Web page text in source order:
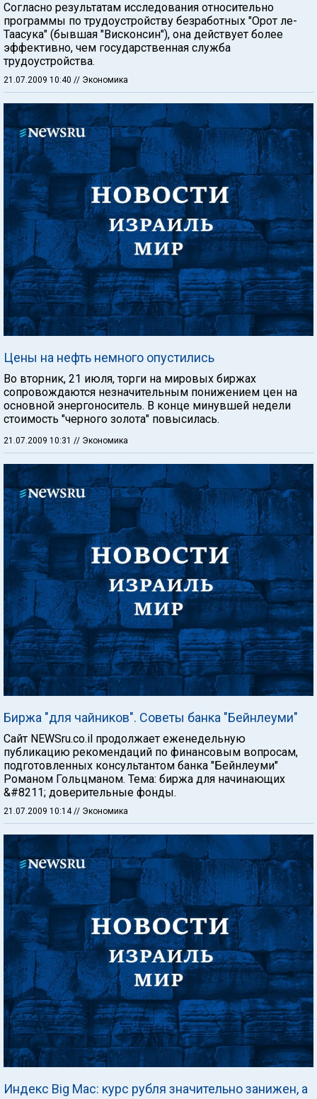
Согласно результатам исследования относительно
программы по трудоустройству безработных "Орот ле-
Таасука" (бывшая "Висконсин"), она действует более
эффективно, чем государственная служба
трудоустройства.
21.07.2009 10:40 // Экономика
Цены на нефть немного опустились
Во вторник, 21 июля, торги на мировых биржах
сопровождаются незначительным понижением цен на
основной энергоноситель. В конце минувшей недели
стоимость "черного золота" повысилась.
21.07.2009 10:31 // Экономика
Биржа "для чайников". Советы банка "Бейнлеуми"
Сайт NEWSru.co.il продолжает еженедельную
публикацию рекомендаций по финансовым вопросам,
подготовленных консультантом банка "Бейнлеуми"
Романом Гольцманом. Тема: биржа для начинающих
&#8211; доверительные фонды.
21.07.2009 10:14// Экономика
Индекс Big Mac: курс рубля значительно занижен, а